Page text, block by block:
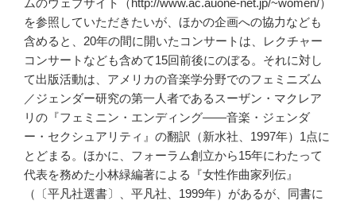
ムのウェブサイト（http://www.ac.auone-net.jp/~women/）
を参照していただきたいが、ほかの企画への協力なども
含めると、20年の間に開いたコンサートは、レクチャー
コンサートなども含めて15回前後にのぼる。それに対し
て出版活動は、アメリカの音楽学分野でのフェミニズム
／ジェンダー研究の第一人者であるスーザン・マクレア
リの『フェミニン・エンディング――音楽・ジェンダ
ー・セクシュアリティ』の翻訳（新水社、1997年）1点に
とどまる。ほかに、フォーラム創立から15年にわたって
代表を務めた小林緑編著による『女性作曲家列伝』
（〔平凡社選書〕、平凡社、1999年）があるが、同書に